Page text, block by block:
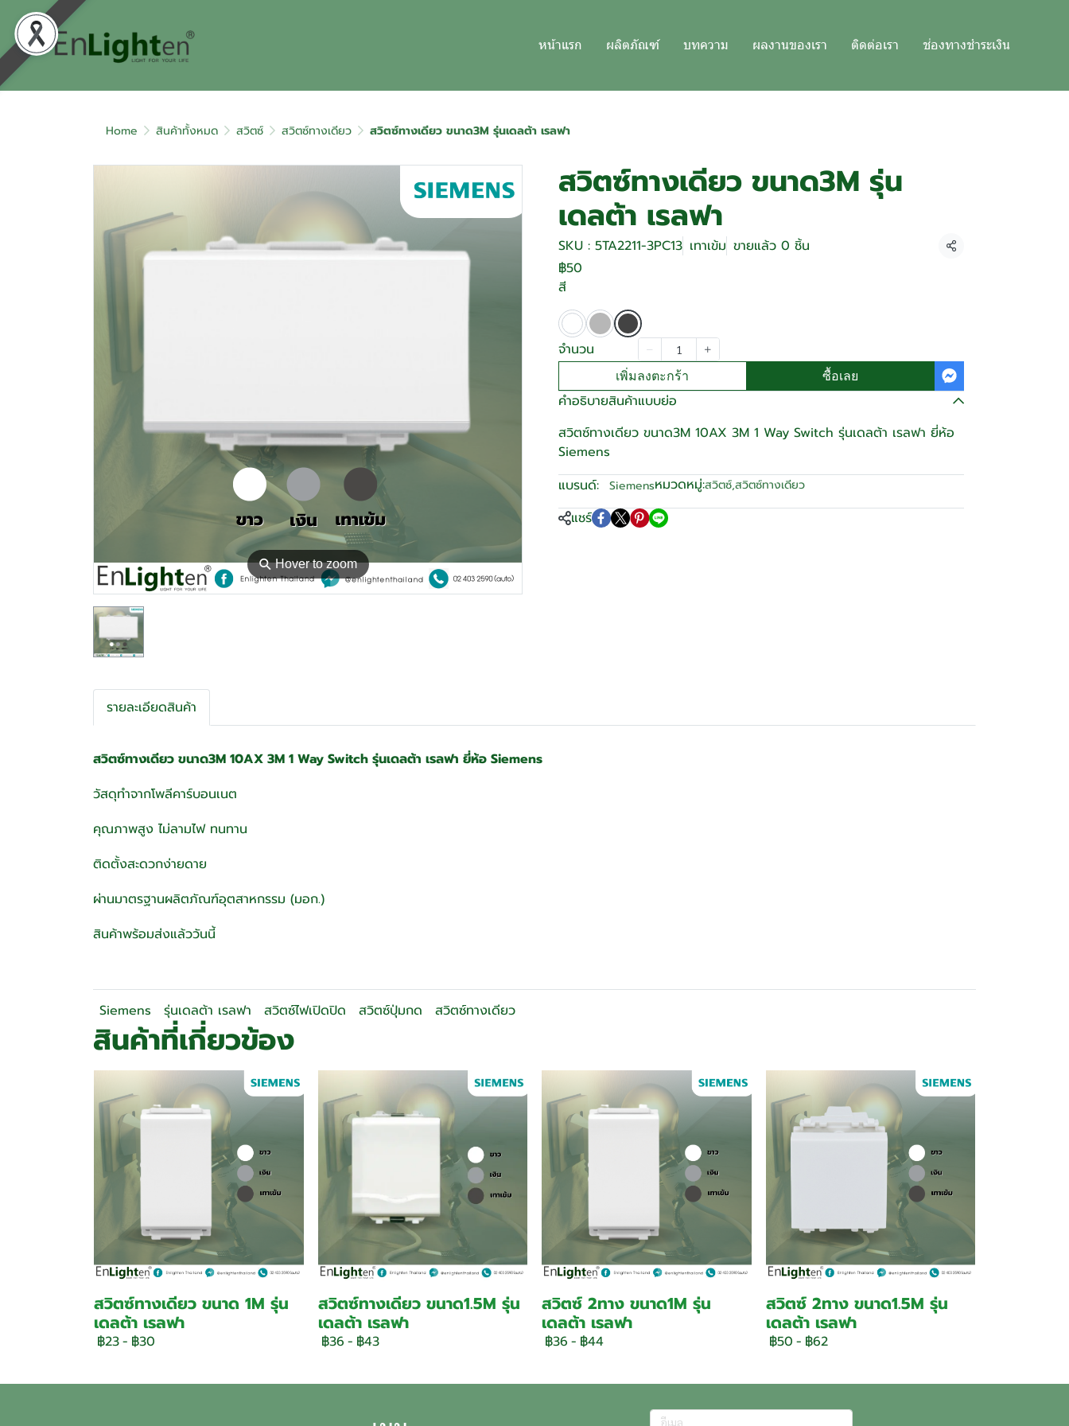
หน้าแรก ผลิตภัณฑ์ บทความ ผลงานของเรา ติดต่อเรา ช่องทางชำระเงิน
Home สินค้าทั้งหมด สวิตซ์ สวิตซ์ทางเดียว สวิตซ์ทางเดียว ขนาด3M รุ่นเดลต้า เรลฟา
⚲Hover to zoom
สวิตซ์ทางเดียว ขนาด3M รุ่น
เดลต้า เรลฟา
SKU : 5TA2211-3PC13 เทาเข้ม ขายแล้ว 0 ชิ้น แชร์
฿50
สี
จำนวน
เพิ่มลงตะกร้า ซื้อเลย
คำอธิบายสินค้าแบบย่อ
สวิตซ์ทางเดียว ขนาด3M 10AX 3M 1 Way Switch รุ่นเดลต้า เรลฟา ยี่ห้อ
Siemens
แบรนด์:
Siemensหมวดหมู่:สวิตซ์,สวิตซ์ทางเดียว
แชร์
รายละเอียดสินค้า
สวิตซ์ทางเดียว ขนาด3M 10AX 3M 1 Way Switch รุ่นเดลต้า เรลฟา ยี่ห้อ Siemens
วัสดุทำจากโพลีคาร์บอนเนต
คุณภาพสูง ไม่ลามไฟ ทนทาน
ติดตั้งสะดวกง่ายดาย
ผ่านมาตรฐานผลิตภัณฑ์อุตสาหกรรม (มอก.)
สินค้าพร้อมส่งแล้ววันนี้
Siemens รุ่นเดลต้า เรลฟา สวิตซ์ไฟเปิดปิด สวิตซ์ปุ่มกด สวิตซ์ทางเดียว
สินค้าที่เกี่ยวข้อง
สวิตซ์ทางเดียว ขนาด 1M รุ่น
เดลต้า เรลฟา
฿23- ฿30
สวิตซ์ทางเดียว ขนาด1.5M รุ่น
เดลต้า เรลฟา
฿36 - ฿43
สวิตซ์ 2ทาง ขนาด1M รุ่น
เดลต้า เรลฟา
฿36 - ฿44
สวิตซ์ 2ทาง ขนาด1.5M รุ่น
เดลต้า เรลฟา
฿50 - ฿62